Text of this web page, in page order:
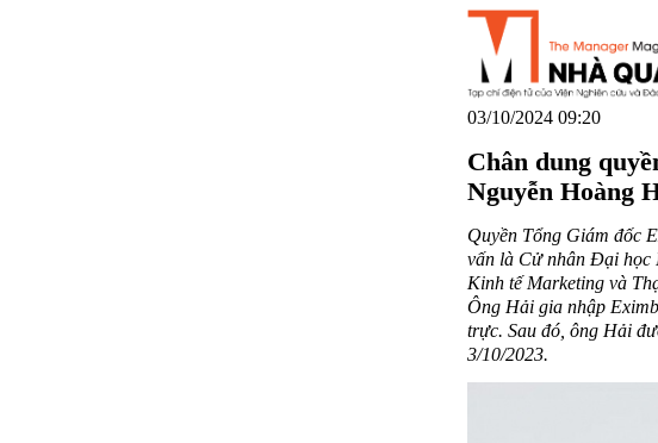
03/10/2024 09:20
Chân dung
Nguyễn Hoàng
Quyền Tổng Giám đốc
vấn là Cử nhân Đại học
Kinh tế Marketing và
Ông Hải gia nhập
trực. Sau đó, ông Hải
3/10/2023.